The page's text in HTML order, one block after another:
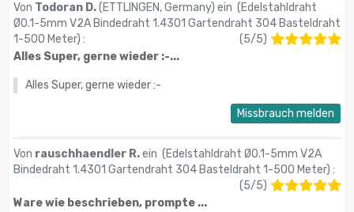
Von Todoran D.(ETTLINGEN, Germany) ein (Edelstahldraht
Ø0.1-5mm V2A Bindedraht 1.4301 Gartendraht 304 Basteldraht
1-500 Meter) : (5/5)
Alles Super, gerne wieder :-...
Alles Super, gerne wieder :-
Missbrauch melden
Von rauschhaendler R.ein (Edelstahldraht Ø0.1-5mm V2A
Bindedraht 1.4301 Gartendraht 304 Basteldraht 1-500 Meter) :
(5/5)
Ware wie beschrieben, prompte ...